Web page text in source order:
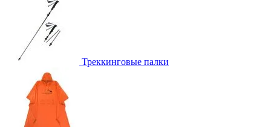
Треккинговые палки